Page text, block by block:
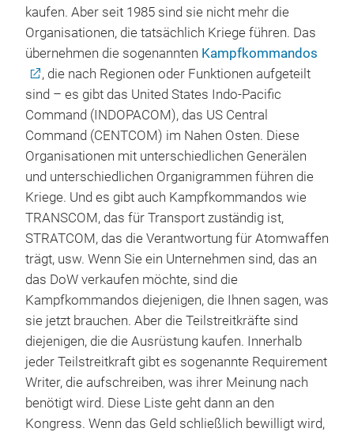
kaufen. Aber seit 1985 sind sie nicht mehr die
Organisationen, die tatsächlich Kriege führen. Das
übernehmen die sogenannten Kampfkommandos
, die nach Regionen oder Funktionen aufgeteilt
sind – es gibt das United States Indo-Pacific
Command (INDOPACOM), das US Central
Command (CENTCOM) im Nahen Osten. Diese
Organisationen mit unterschiedlichen Generälen
und unterschiedlichen Organigrammen führen die
Kriege. Und es gibt auch Kampfkommandos wie
TRANSCOM, das für Transport zuständig ist,
STRATCOM, das die Verantwortung für Atomwaffen
trägt, usw. Wenn Sie ein Unternehmen sind, das an
das DoW verkaufen möchte, sind die
Kampfkommandos diejenigen, die Ihnen sagen, was
sie jetzt brauchen. Aber die Teilstreitkräfte sind
diejenigen, die die Ausrüstung kaufen. Innerhalb
jeder Teilstreitkraft gibt es sogenannte Requirement
Writer, die aufschreiben, was ihrer Meinung nach
benötigt wird. Diese Liste geht dann an den
Kongress. Wenn das Geld schließlich bewilligt wird,